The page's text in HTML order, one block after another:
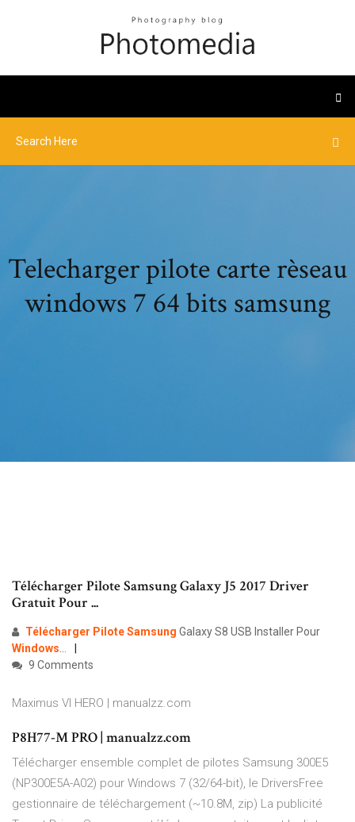
Telecharger pilote carte rèseau
windows 7 64 bits samsung
Télécharger Pilote Samsung Galaxy J5 2017 Driver
Gratuit Pour ...
Télécharger PiloteSamsung Galaxy S8 USB Installer Pour
Windows...
9 Comments
Maximus VI HERO | manualzz.com
P8H77-M PRO | manualzz.com
Télécharger ensemble complet de pilotes Samsung 300E5
(NP300E5A-A02) pour Windows 7 (32/64-bit), le DriversFree
gestionnaire de téléchargement (~10.8M, zip) La publicité